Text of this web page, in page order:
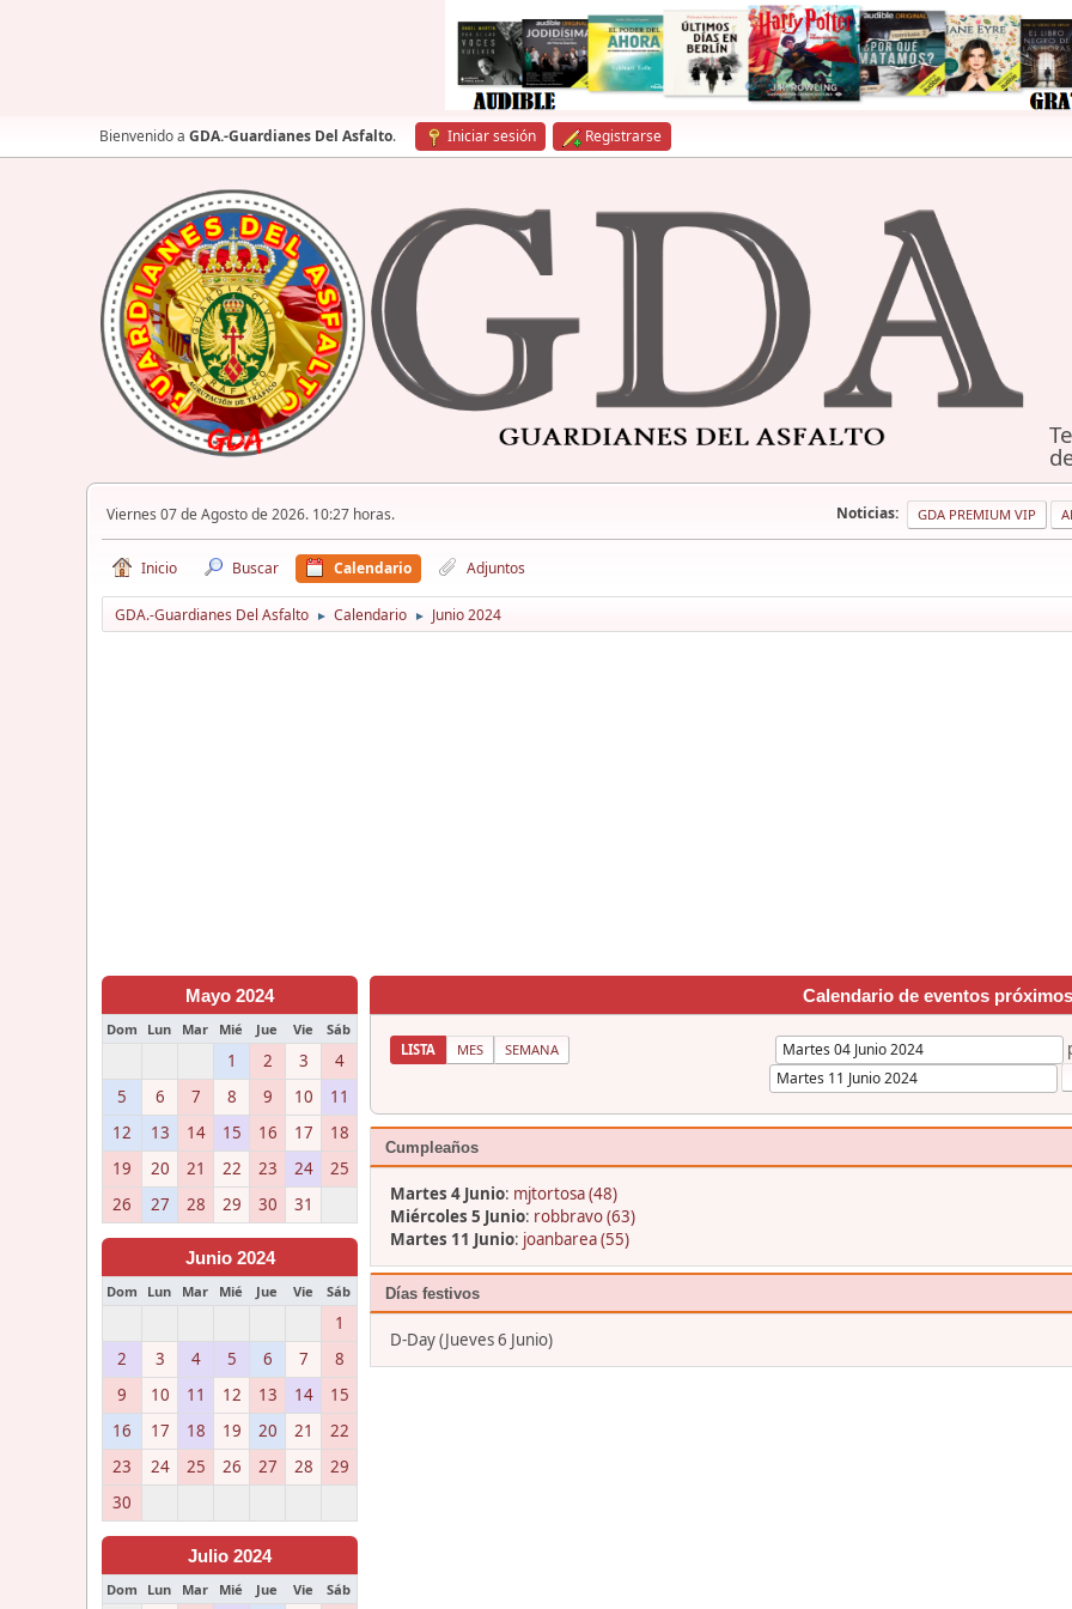
Bienvenido a GDA.-Guardianes Del Asfalto. Iniciar sesión Registrarse
Viernes 07 de Agosto de 2026. 10:27 horas. Noticias: GDA PREMIUM VIP
Inicio Buscar Calendario Adjuntos
GDA.-Guardianes Del Asfalto ► Calendario ► Junio 2024
Mayo 2024
Dom Lun Mar Mié Jue Vie Sáb
1 2 3
4
5
6 7 8 9 10
11
12
13 14 15 16 17
18
19
20 21 22 23 24
25
26
27 28 29 30 31
Junio 2024
Dom Lun Mar Mié Jue Vie Sáb
1
2
3 4 5 6 7
8
9
10 11 12 13 14
15
16
17 18 19 20 21
22
23
24 25 26 27 28
29
30
Julio 2024
Dom Lun Mar Mié Jue Vie Sáb
Calendario de eventos próximos
LISTA MES SEMANA
Cumpleaños
Martes 4 Junio: mjtortosa (48)
Miércoles 5 Junio: robbravo (63)
Martes 11 Junio: joanbarea (55)
Días festivos
D-Day (Jueves 6 Junio)